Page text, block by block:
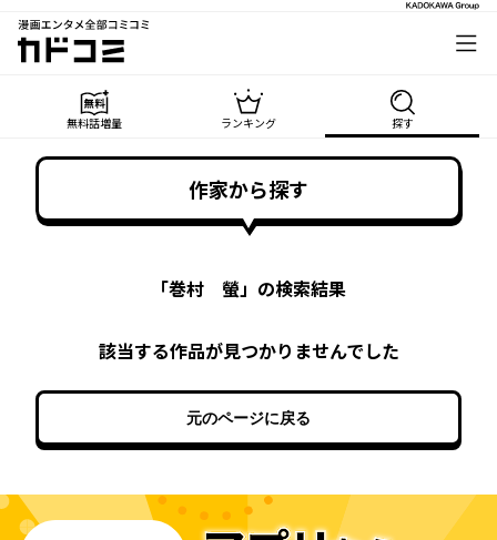
漫画エンタメ全部コミコミ
カドコミ
無料話増量 ランキング 探す
作家から探す
「巻村 螢」の検索結果
該当する作品が見つかりませんでした
元のページに戻る